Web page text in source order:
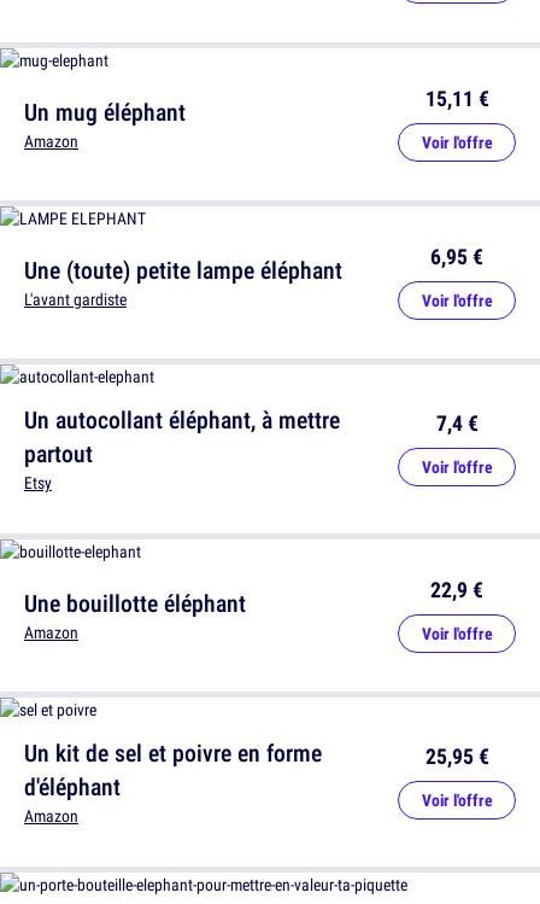
Un mug éléphant
Amazon
15,11 €
Voir l'offre
Une (toute) petite lampe éléphant
L'avant gardiste
6,95 €
Voir l'offre
Une bouillotte éléphant
Amazon
22,9 €
Voir l'offre
Un autocollant éléphant, à mettre
partout
Etsy
7,4 €
Voir l'offre
Un kit de sel et poivre en forme
d'éléphant
Amazon
25,95 €
Voir l'offre